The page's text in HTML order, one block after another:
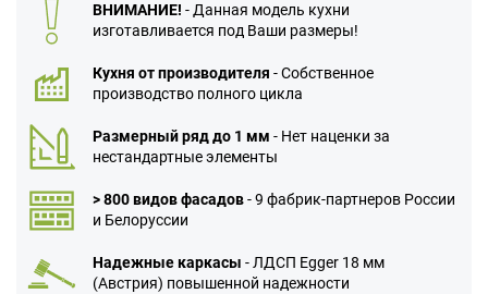
ВНИМАНИЕ! - Данная модель кухни
изготавливается под Ваши размеры!
Кухня от производителя - Собственное
производство полного цикла
Размерный ряд до 1 мм - Нет наценки за
нестандартные элементы
> 800 видов фасадов- 9 фабрик-партнеров России
и Белоруссии
Надежные каркасы - ЛДСП Egger 18 мм
(Австрия) повышенной надежности